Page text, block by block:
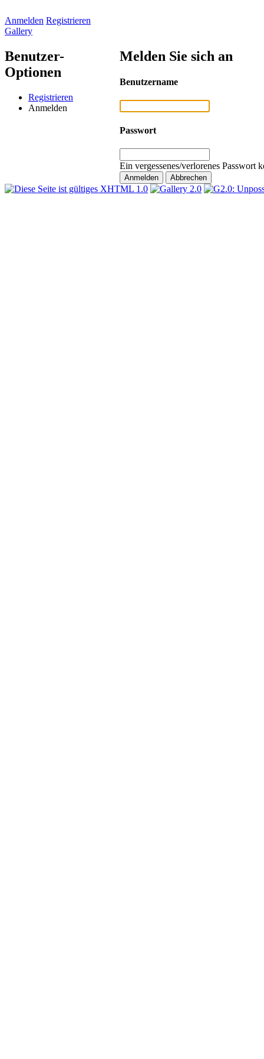
Anmelden Registrieren
Gallery
Benutzer-
Optionen
Registrieren
Anmelden
Melden Sie sich an
Benutzername
Passwort
Ein vergessenes/verlorenes Passwort